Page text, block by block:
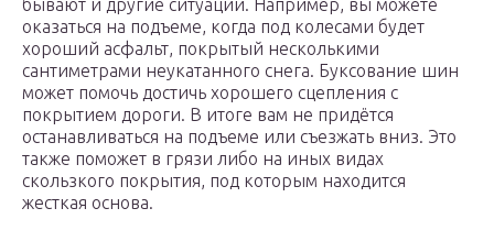
бывают и другие ситуации. Например, вы можете
оказаться на подъеме, когда под колесами будет
хороший асфальт, покрытый несколькими
сантиметрами неукатанного снега. Буксование шин
может помочь достичь хорошего сцепления с
покрытием дороги. В итоге вам не придётся
останавливаться на подъеме или съезжать вниз. Это
также поможет в грязи либо на иных видах
скользкого покрытия, под которым находится
жесткая основа.